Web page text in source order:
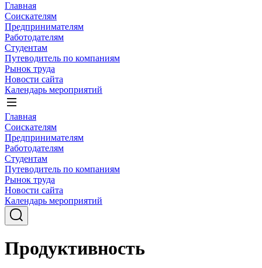
Главная
Соискателям
Предпринимателям
Работодателям
Студентам
Путеводитель по компаниям
Рынок труда
Новости сайта
Календарь мероприятий
Главная
Соискателям
Предпринимателям
Работодателям
Студентам
Путеводитель по компаниям
Рынок труда
Новости сайта
Календарь мероприятий
Продуктивность